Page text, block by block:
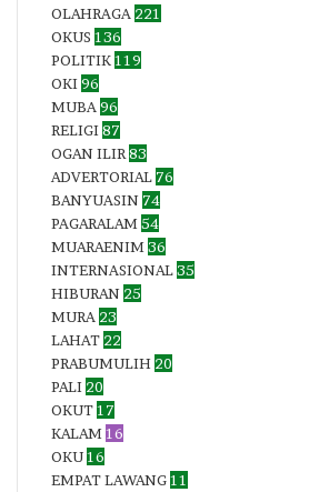
OLAHRAGA 221
OKUS 136
POLITIK119
OKI96
MUBA 96
RELIGI87
OGAN ILIR83
ADVERTORIAL 76
BANYUASIN 74
PAGARALAM54
MUARAENIM36
INTERNASIONAL35
HIBURAN 25
MURA 23
LAHAT 22
PRABUMULIH 20
PALI 20
OKUT17
KALAM16
OKU16
EMPAT LAWANG11